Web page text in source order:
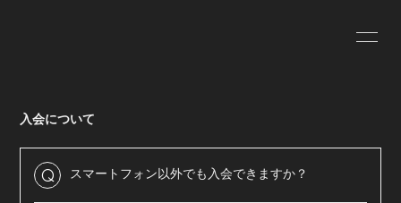
SCHEDULE
VIDEO DISCOGRAPHY
入会について
Q スマートフォン以外でも入会できますか？